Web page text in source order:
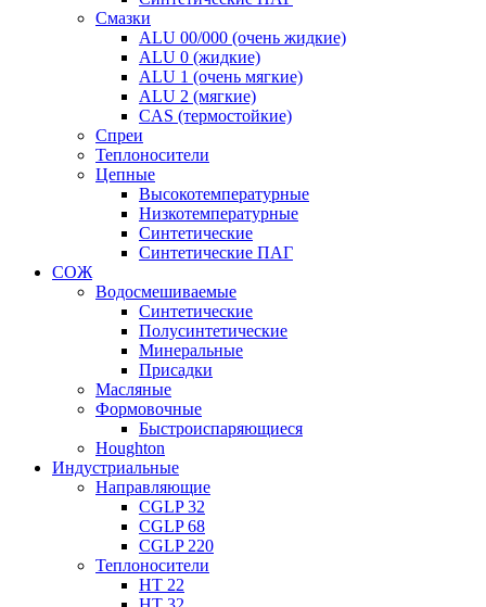
Смазки
ALU 00/000 (очень жидкие)
ALU 0 (жидкие)
ALU 1 (очень мягкие)
ALU 2 (мягкие)
CAS (термостойкие)
Спреи
Теплоносители
Цепные
Высокотемпературные
Низкотемпературные
Синтетические
Синтетические ПАГ
СОЖ
Водосмешиваемые
Синтетические
Полусинтетические
Минеральные
Присадки
Масляные
Формовочные
Быстроиспаряющиеся
Houghton
Индустриальные
Направляющие
CGLP 32
CGLP 68
CGLP 220
Теплоносители
HT 22